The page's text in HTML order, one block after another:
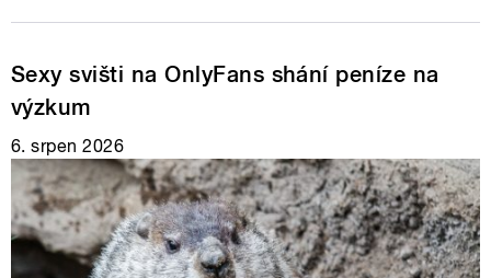
Sexy svišti na OnlyFans shání peníze na
výzkum
6. srpen 2026